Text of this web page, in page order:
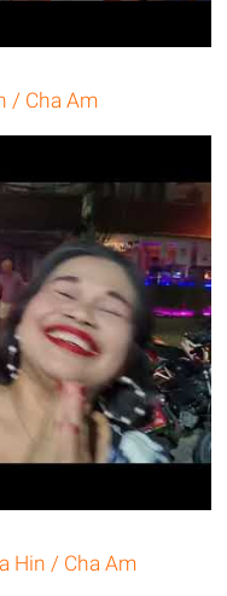
/ Cha Am
Hin / Cha Am